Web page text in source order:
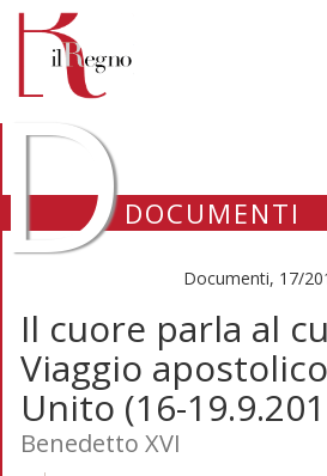
DOCUMENTI
Documenti, 17/
Il cuore parla al
Viaggio
Unito (16-
Benedetto XVI